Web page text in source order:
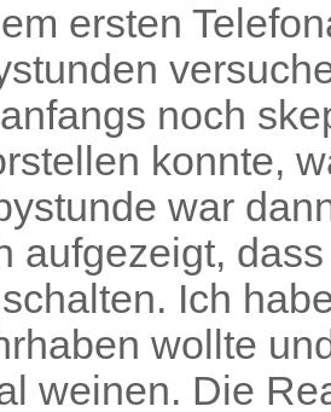
ersten
noch
konnte,
war
aufgezeigt,
Ich
wollte
weinen. Die